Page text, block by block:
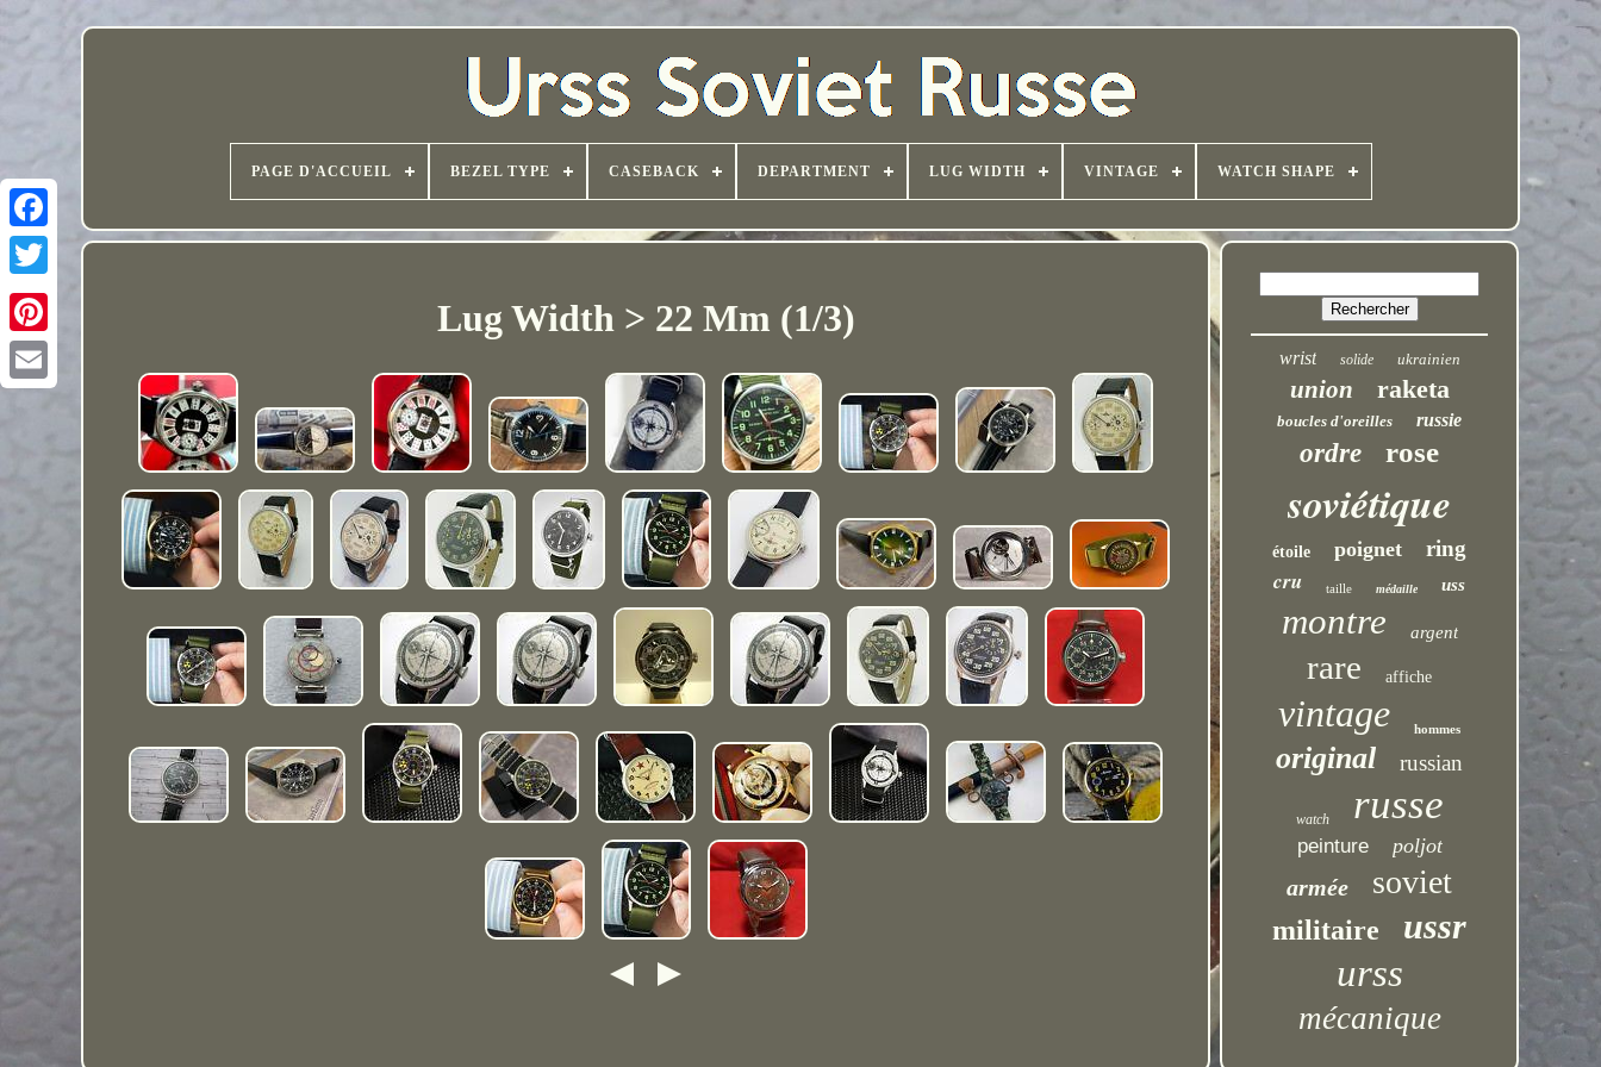
PAGE D'ACCUEIL BEZEL TYPE CASEBACK DEPARTMENT LUG WIDTH VINTAGE WATCH SHAPE
Lug Width > 22 Mm (1/3)
wrist solide ukrainien
union raketa
boucles d'oreilles russie
ordre rose
soviétique
étoile poignet ring
cru taille médaille uss
montre argent
rare affiche
vintage hommes
original russian
watch russe
peinture poljot
armée soviet
militaire ussr
urss
mécanique